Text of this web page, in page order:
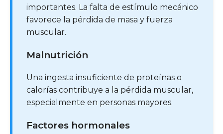
importantes. La falta de estímulo mecánico
favorece la pérdida de masa y fuerza
muscular.
Malnutrición
Una ingesta insuficiente de proteínas o
calorías contribuye a la pérdida muscular,
especialmente en personas mayores.
Factores hormonales